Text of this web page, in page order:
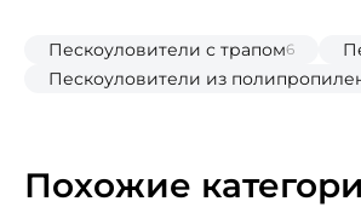
Пескоуловители с трапом6
Пескоуловители из
Похожие